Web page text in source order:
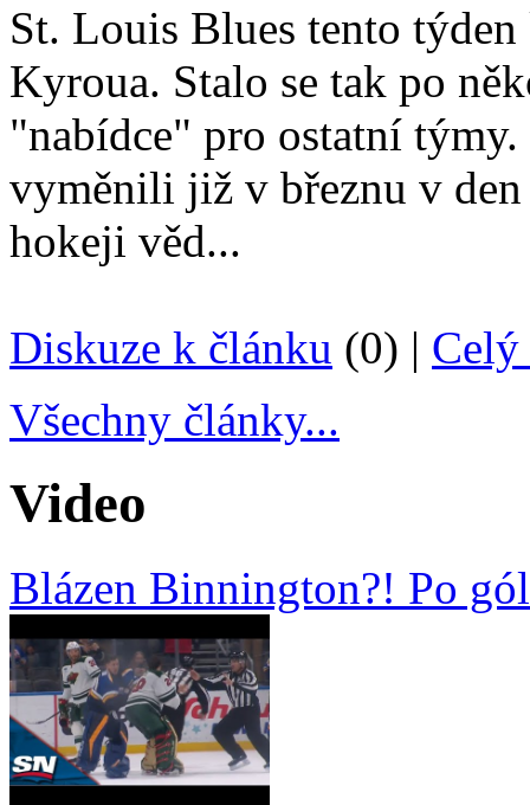
St. Louis Blues tento
Kyroua. Stalo se tak po
"nabídce" pro ostatní
vyměnili již v březnu v
hokeji věd...
Diskuze k článku (0) | Celý
Všechny články...
Video
Blázen Binnington?! Po